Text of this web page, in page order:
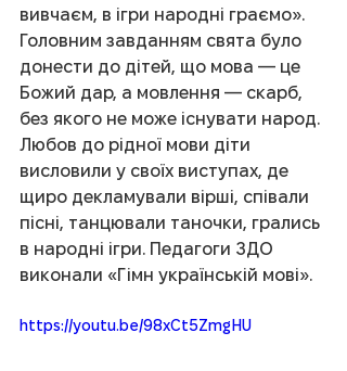
вивчаєм, в ігри народні граємо».
Головним завданням свята було
донести до дітей, що мова — це
Божий дар, а мовлення — скарб,
без якого не може існувати народ.
Любов до рідної мови діти
висловили у своїх виступах, де
щиро декламували вірші, співали
пісні, танцювали таночки, грались
в народні ігри. Педагоги ЗДО
виконали «Гімн українській мові».
https://youtu.be/98xCt5ZmgHU